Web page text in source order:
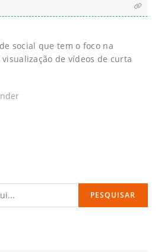
social que tem o foco na
de vídeos de curta
PESQUISAR